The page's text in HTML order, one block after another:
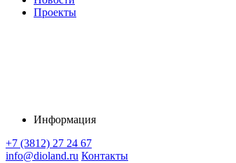
Проекты
Информация
+7 (3812) 27 24 67
info@dioland.ru Контакты